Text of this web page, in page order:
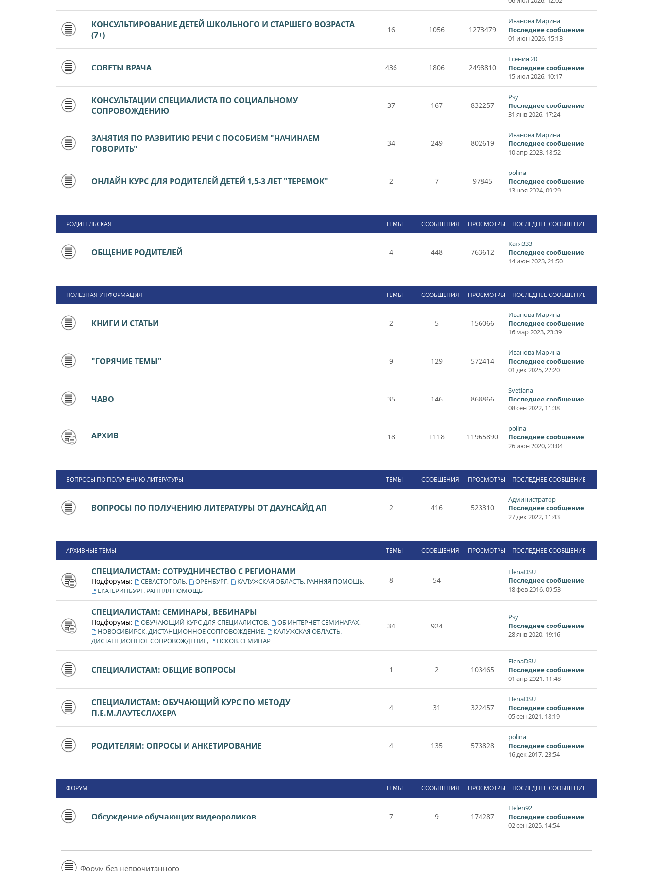
КОНСУЛЬТИРОВАНИЕ ДЕТЕЙ ШКОЛЬНОГО И СТАРШЕГО ВОЗРАСТА
(7+)
16 1056 1273479
Иванова Марина
Последнее сообщение
01 июн 2026, 15:13
СОВЕТЫ ВРАЧА 436 1806 2498810
Есения 20
Последнее сообщение
15 июл 2026, 10:17
КОНСУЛЬТАЦИИ СПЕЦИАЛИСТА ПО СОЦИАЛЬНОМУ
СОПРОВОЖДЕНИЮ
37 167 832257
Psy
Последнее сообщение
31 янв 2026, 17:24
ЗАНЯТИЯ ПО РАЗВИТИЮ РЕЧИ С ПОСОБИЕМ "НАЧИНАЕМ
ГОВОРИТЬ"
34 249 802619
Иванова Марина
Последнее сообщение
10 апр 2023, 18:52
ОНЛАЙН КУРС ДЛЯ РОДИТЕЛЕЙ ДЕТЕЙ 1,5-3 ЛЕТ "ТЕРЕМОК" 2 7 97845
polina
Последнее сообщение
13 ноя 2024, 09:29
РОДИТЕЛЬСКАЯ ТЕМЫ СООБЩЕНИЯ ПРОСМОТРЫ ПОСЛЕДНЕЕ СООБЩЕНИЕ
ОБЩЕНИЕ РОДИТЕЛЕЙ 4 448 763612
Катя333
Последнее сообщение
14 июн 2023, 21:50
ПОЛЕЗНАЯ ИНФОРМАЦИЯ ТЕМЫ СООБЩЕНИЯ ПРОСМОТРЫ ПОСЛЕДНЕЕ СООБЩЕНИЕ
КНИГИ И СТАТЬИ 2 5 156066
Иванова Марина
Последнее сообщение
16 мар 2023, 23:39
"ГОРЯЧИЕ ТЕМЫ" 9 129 572414
Иванова Марина
Последнее сообщение
01 дек 2025, 22:20
ЧАВО 35 146 868866
Svetlana
Последнее сообщение
08 сен 2022, 11:38
АРХИВ 18 1118 11965890
polina
Последнее сообщение
26 июн 2020, 23:04
ВОПРОСЫ ПО ПОЛУЧЕНИЮ ЛИТЕРАТУРЫ ТЕМЫ СООБЩЕНИЯ ПРОСМОТРЫ ПОСЛЕДНЕЕ СООБЩЕНИЕ
ВОПРОСЫ ПО ПОЛУЧЕНИЮ ЛИТЕРАТУРЫ ОТ ДАУНСАЙД АП 2 416 523310
Администратор
Последнее сообщение
27 дек 2022, 11:43
АРХИВНЫЕ ТЕМЫ ТЕМЫ СООБЩЕНИЯ ПРОСМОТРЫ ПОСЛЕДНЕЕ СООБЩЕНИЕ
СПЕЦИАЛИСТАМ: СОТРУДНИЧЕСТВО С РЕГИОНАМИ
Подфорумы: СЕВАСТОПОЛЬ, ОРЕНБУРГ, КАЛУЖСКАЯ ОБЛАСТЬ. РАННЯЯ ПОМОЩЬ,
ЕКАТЕРИНБУРГ. РАННЯЯ ПОМОЩЬ
8 54
ElenaDSU
Последнее сообщение
18 фев 2016, 09:53
СПЕЦИАЛИСТАМ: СЕМИНАРЫ, ВЕБИНАРЫ
Подфорумы: ОБУЧАЮЩИЙ КУРС ДЛЯ СПЕЦИАЛИСТОВ, ОБ ИНТЕРНЕТ-СЕМИНАРАХ,
НОВОСИБИРСК. ДИСТАНЦИОННОЕ СОПРОВОЖДЕНИЕ,
КАЛУЖСКАЯ ОБЛАСТЬ.
ДИСТАНЦИОННОЕ СОПРОВОЖДЕНИЕ, ПСКОВ. СЕМИНАР
34 924
Psy
Последнее сообщение
28 янв 2020, 19:16
СПЕЦИАЛИСТАМ: ОБЩИЕ ВОПРОСЫ 1 2 103465
ElenaDSU
Последнее сообщение
01 апр 2021, 11:48
СПЕЦИАЛИСТАМ: ОБУЧАЮЩИЙ КУРС ПО МЕТОДУ
П.Е.М.ЛАУТЕСЛАХЕРА
4 31 322457
ElenaDSU
Последнее сообщение
05 сен 2021, 18:19
РОДИТЕЛЯМ: ОПРОСЫ И АНКЕТИРОВАНИЕ 4 135 573828
polina
Последнее сообщение
16 дек 2017, 23:54
ФОРУМ ТЕМЫ СООБЩЕНИЯ ПРОСМОТРЫ ПОСЛЕДНЕЕ СООБЩЕНИЕ
Обсуждение обучающих видеороликов 7 9 174287
Helen92
Последнее сообщение
02 сен 2025, 14:54
Форум без непрочитанного